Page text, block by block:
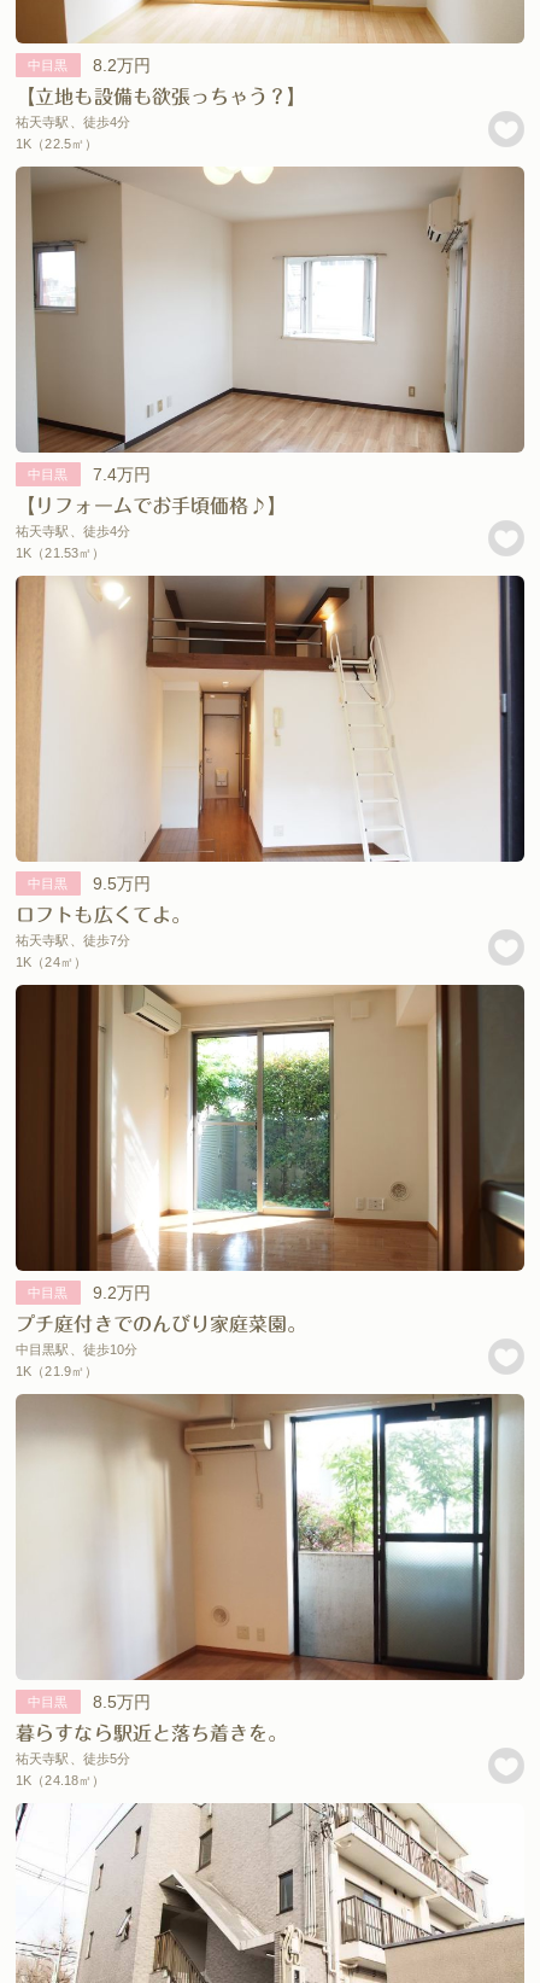
中目黒
8.2万円
【立地も設備も欲張っちゃう？】
祐天寺駅、徒歩4分
1K（22.5㎡）
中目黒
7.4万円
【リフォームでお手頃価格♪】
祐天寺駅、徒歩4分
1K（21.53㎡）
中目黒
9.5万円
ロフトも広くてよ。
祐天寺駅、徒歩7分
1K（24㎡）
中目黒
9.2万円
プチ庭付きでのんびり家庭菜園。
中目黒駅、徒歩10分
1K（21.9㎡）
中目黒
8.5万円
暮らすなら駅近と落ち着きを。
祐天寺駅、徒歩5分
1K（24.18㎡）